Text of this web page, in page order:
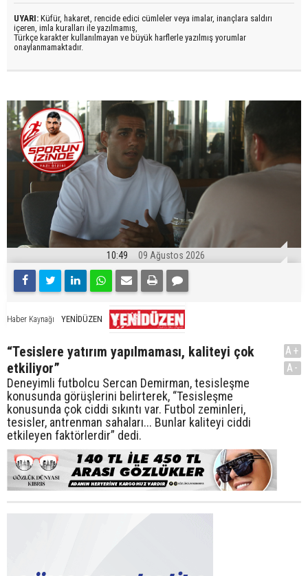
UYARI: Küfür, hakaret, rencide edici cümleler veya imalar, inançlara saldırı
içeren, imla kuralları ile yazılmamış,
Türkçe karakter kullanılmayan ve büyük harflerle yazılmış yorumlar
onaylanmamaktadır.
10:49 09 Ağustos 2026
Haber Kaynağı YENİDÜZEN
“Tesislere yatırım yapılmaması, kaliteyi çok
etkiliyor”
Deneyimli futbolcu Sercan Demirman, tesisleşme
konusunda görüşlerini belirterek, “Tesisleşme
konusunda çok ciddi sıkıntı var. Futbol zeminleri,
tesisler, antrenman sahaları... Bunlar kaliteyi ciddi
etkileyen faktörlerdir” dedi.
A+
A-